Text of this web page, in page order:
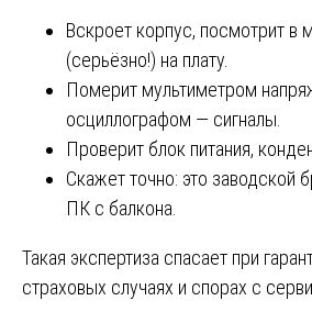
Вскроет корпус, посмотрит в
(серьёзно!) на плату.
Померит мультиметром
осциллографом — сигналы.
Проверит блок питания,
Скажет точно: это заводской
ПК с балкона.
Такая экспертиза спасает при
страховых случаях и спорах с